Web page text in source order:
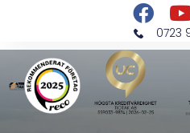
0723